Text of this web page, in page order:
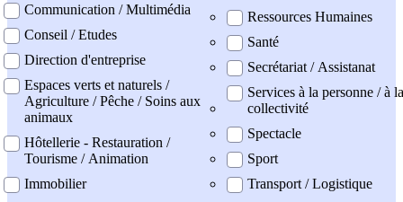
Communication / Multimédia
Conseil / Etudes
Direction d'entreprise
Espaces verts et naturels /
Agriculture / Pêche / Soins aux
animaux
Hôtellerie - Restauration /
Tourisme / Animation
Immobilier
Ressources Humaines
Santé
Secrétariat / Assistanat
Services à la personne / à la
collectivité
Spectacle
Sport
Transport / Logistique